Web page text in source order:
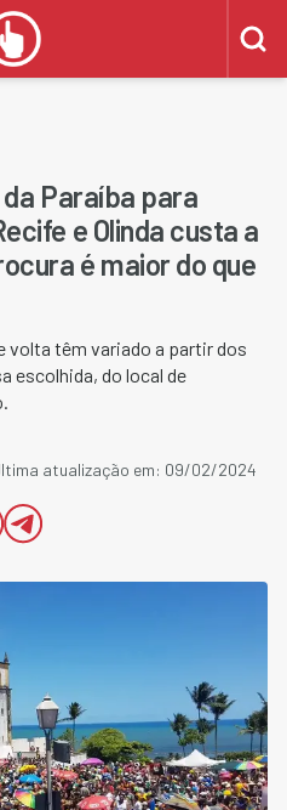
Paraíba para
e Olinda custa a
é maior do que
volta têm variado a partir dos
escolhida, do local de
atualização em: 09/02/2024